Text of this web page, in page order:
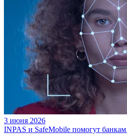
3 июня 2026
INPAS и SafeMobile помогут банкам